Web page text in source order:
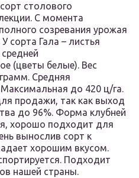
столового
С момента
созревания урожая
сорта Гала – листья
(цветы белые). Вес
Средняя
до 420 ц/га.
продажи, так как выход
до 96%. Форма клубней
хорошо подходит для
вынослив сорт к
хорошим вкусом.
Подходит
нашей страны.